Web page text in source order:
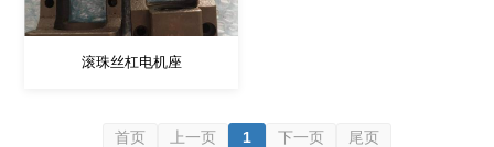
滚珠丝杠电机座
首页 上一页 1 下一页 尾页